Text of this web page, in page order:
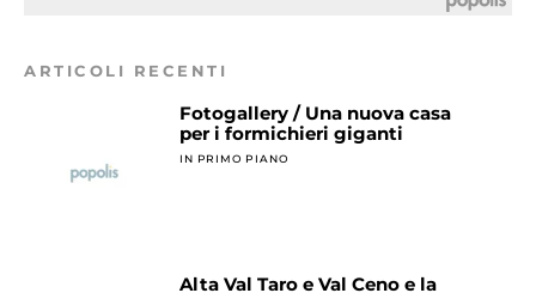
ARTICOLI RECENTI
Fotogallery / Una nuova casa
per i formichieri giganti
IN PRIMO PIANO
Alta Val Taro e Val Ceno e la